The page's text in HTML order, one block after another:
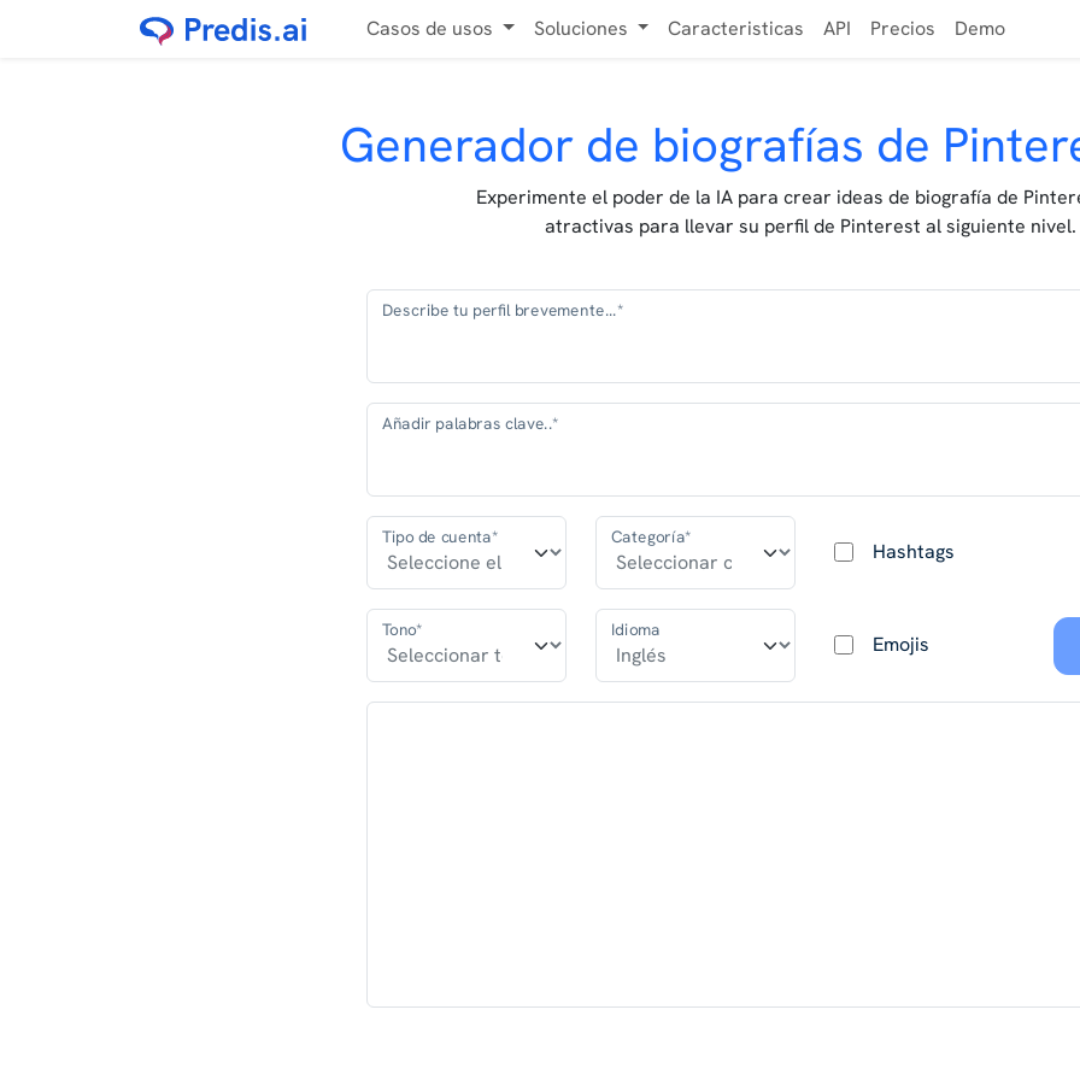
Casos de usos Soluciones Caracteristicas API Precios Demo
Generador de biografías de
Experimente el poder de la IA para crear ideas de biografía de
atractivas para llevar su perfil de Pinterest al siguiente nivel.
Describe tu perfil brevemente...*
Añadir palabras clave..*
Tipo de cuenta* Categoría*
Hashtags
Tono* Idioma
Emojis